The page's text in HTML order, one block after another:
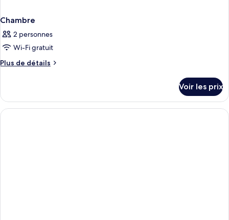
Chambre
2 personnes
Wi-Fi gratuit
Plus de détails
Plus
le
type
de
Voir les prix